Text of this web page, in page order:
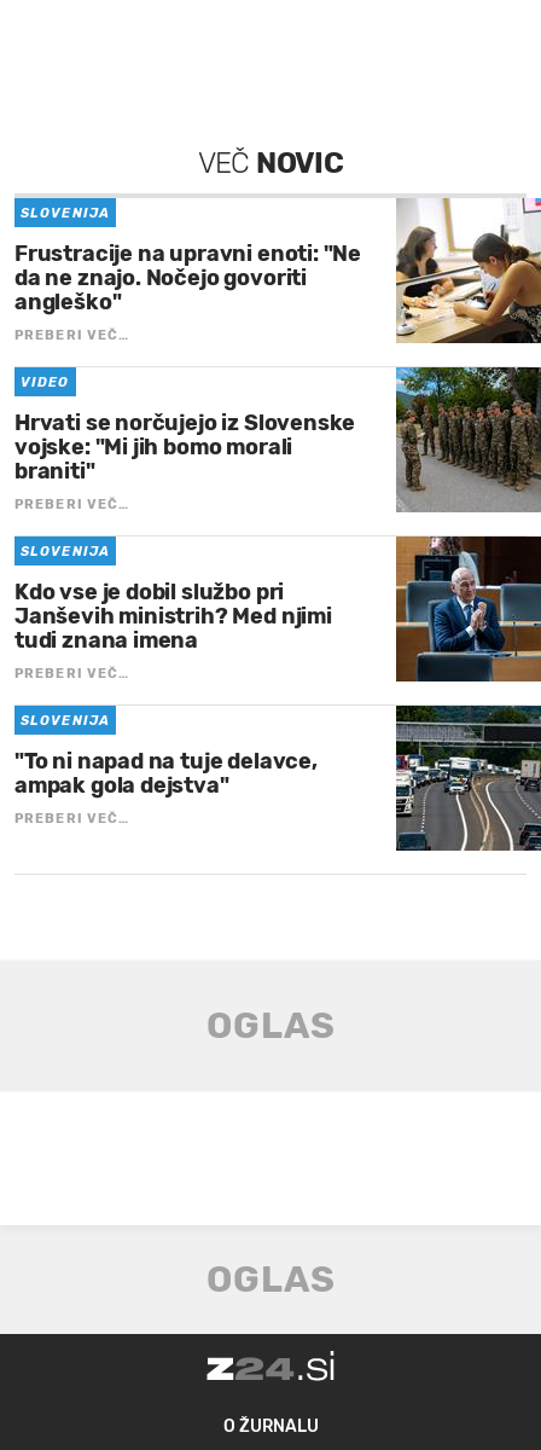
VEČ NOVIC
SLOVENIJA
Frustracije na upravni enoti: "Ne
da ne znajo. Nočejo govoriti
angleško"
PREBERI VEČ…
VIDEO
Hrvati se norčujejo iz Slovenske
vojske: "Mi jih bomo morali
braniti"
PREBERI VEČ…
SLOVENIJA
Kdo vse je dobil službo pri
Janševih ministrih? Med njimi
tudi znana imena
PREBERI VEČ…
SLOVENIJA
"To ni napad na tuje delavce,
ampak gola dejstva"
PREBERI VEČ…
O ŽURNALU